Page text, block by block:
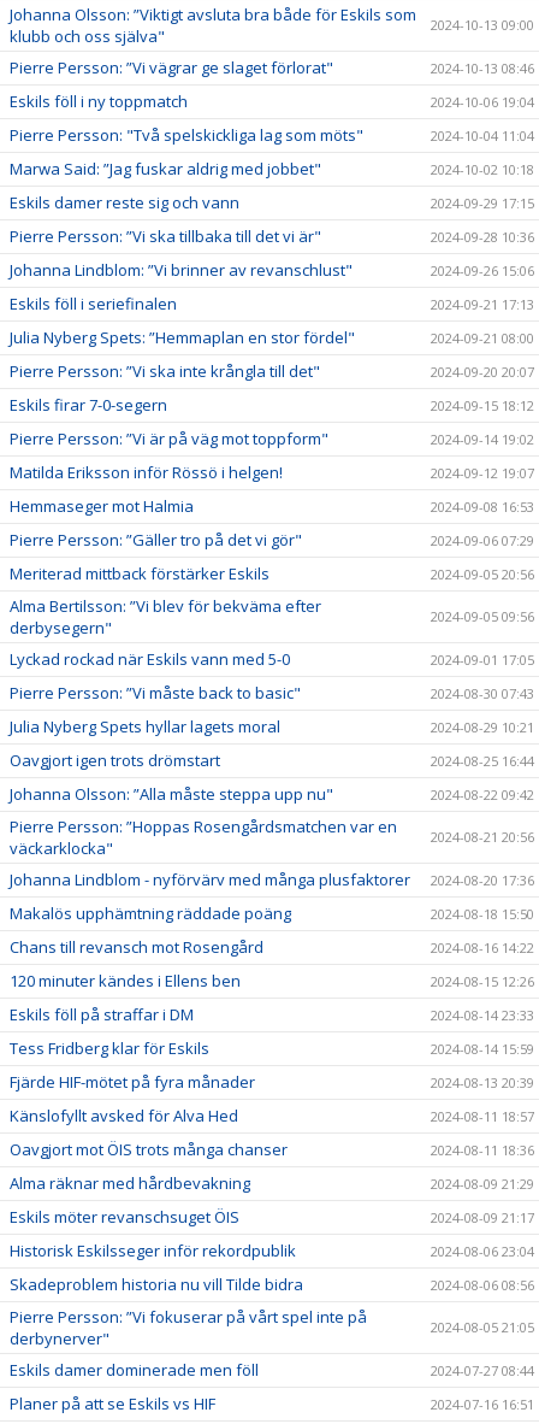
Johanna Olsson: ”Viktigt avsluta bra både för Eskils som
klubb och oss själva"
2024-10-13 09:00
Pierre Persson: ”Vi vägrar ge slaget förlorat" 2024-10-13 08:46
Eskils föll i ny toppmatch 2024-10-06 19:04
Pierre Persson: "Två spelskickliga lag som möts" 2024-10-04 11:04
Marwa Said: ”Jag fuskar aldrig med jobbet" 2024-10-02 10:18
Eskils damer reste sig och vann 2024-09-29 17:15
Pierre Persson: ”Vi ska tillbaka till det vi är" 2024-09-28 10:36
Johanna Lindblom: ”Vi brinner av revanschlust" 2024-09-26 15:06
Eskils föll i seriefinalen 2024-09-21 17:13
Julia Nyberg Spets: ”Hemmaplan en stor fördel" 2024-09-21 08:00
Pierre Persson: ”Vi ska inte krångla till det" 2024-09-20 20:07
Eskils firar 7-0-segern 2024-09-15 18:12
Pierre Persson: ”Vi är på väg mot toppform" 2024-09-14 19:02
Matilda Eriksson inför Rössö i helgen! 2024-09-12 19:07
Hemmaseger mot Halmia 2024-09-08 16:53
Pierre Persson: ”Gäller tro på det vi gör" 2024-09-06 07:29
Meriterad mittback förstärker Eskils 2024-09-05 20:56
Alma Bertilsson: ”Vi blev för bekväma efter
derbysegern"
2024-09-05 09:56
Lyckad rockad när Eskils vann med 5-0 2024-09-01 17:05
Pierre Persson: ”Vi måste back to basic" 2024-08-30 07:43
Julia Nyberg Spets hyllar lagets moral 2024-08-29 10:21
Oavgjort igen trots drömstart 2024-08-25 16:44
Johanna Olsson: ”Alla måste steppa upp nu" 2024-08-22 09:42
Pierre Persson: ”Hoppas Rosengårdsmatchen var en
väckarklocka"
2024-08-21 20:56
Johanna Lindblom - nyförvärv med många plusfaktorer 2024-08-20 17:36
Makalös upphämtning räddade poäng 2024-08-18 15:50
Chans till revansch mot Rosengård 2024-08-16 14:22
120 minuter kändes i Ellens ben 2024-08-15 12:26
Eskils föll på straffar i DM 2024-08-14 23:33
Tess Fridberg klar för Eskils 2024-08-14 15:59
Fjärde HIF-mötet på fyra månader 2024-08-13 20:39
Känslofyllt avsked för Alva Hed 2024-08-11 18:57
Oavgjort mot ÖIS trots många chanser 2024-08-11 18:36
Alma räknar med hårdbevakning 2024-08-09 21:29
Eskils möter revanschsuget ÖIS 2024-08-09 21:17
Historisk Eskilsseger inför rekordpublik 2024-08-06 23:04
Skadeproblem historia nu vill Tilde bidra 2024-08-06 08:56
Pierre Persson: ”Vi fokuserar på vårt spel inte på
derbynerver"
2024-08-05 21:05
Eskils damer dominerade men föll 2024-07-27 08:44
Planer på att se Eskils vs HIF 2024-07-16 16:51